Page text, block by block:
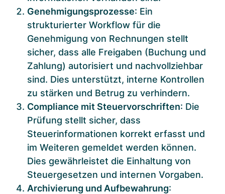
Genehmigungsprozesse: Ein
strukturierter Workflow für die
Genehmigung von Rechnungen stellt
sicher, dass alle Freigaben (Buchung und
Zahlung) autorisiert und nachvollziehbar
sind. Dies unterstützt, interne Kontrollen
zu stärken und Betrug zu verhindern.
Compliance mit Steuervorschriften: Die
Prüfung stellt sicher, dass
Steuerinformationen korrekt erfasst und
im Weiteren gemeldet werden können.
Dies gewährleistet die Einhaltung von
Steuergesetzen und internen Vorgaben.
Archivierung und Aufbewahrung: